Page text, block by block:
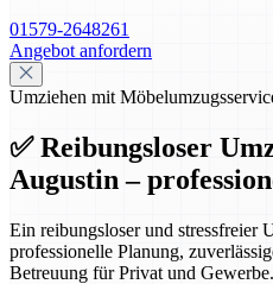
01579-2648261
Angebot anfordern
Umziehen mit
✅ Reibungsloser
Augustin –
Ein reibungsloser und stressfreier
professionelle Planung,
Betreuung für Privat und